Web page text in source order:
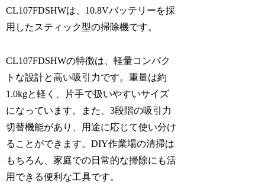
CL107FDSHWは、10.8Vバッテリーを採
用したスティック型の掃除機です。
CL107FDSHWの特徴は、軽量コンパク
トな設計と高い吸引力です。重量は約
1.0kgと軽く、片手で扱いやすいサイズ
になっています。また、3段階の吸引力
切替機能があり、用途に応じて使い分け
ることができます。DIY作業場の清掃は
もちろん、家庭での日常的な掃除にも活
用できる便利な工具です。